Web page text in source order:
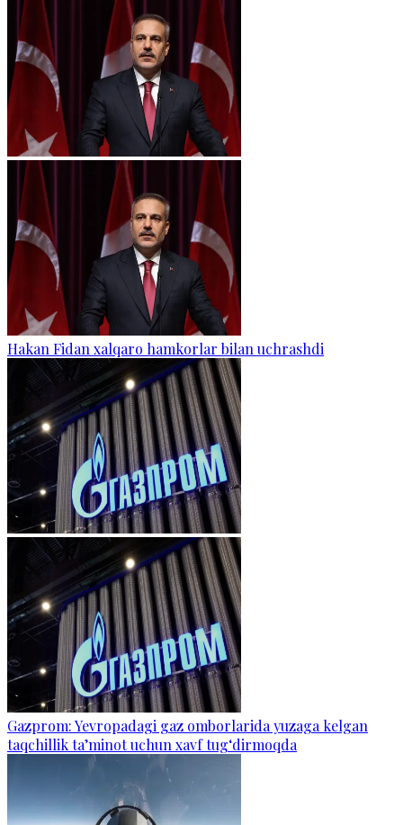
Hakan Fidan xalqaro hamkorlar bilan uchrashdi
Gazprom: Yevropadagi gaz omborlarida yuzaga kelgan
taqchillik ta’minot uchun xavf tug‘dirmoqda